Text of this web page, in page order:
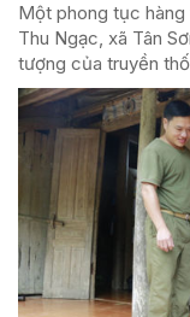
Một phong tục hàng
Thu Ngạc, xã Tân
tượng của truyền